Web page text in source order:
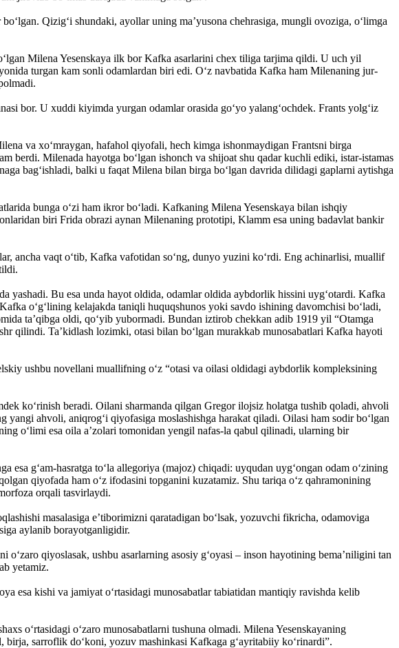
Qizig‘i shundaki, ayollar uning ma’yusona chehrasiga, mungli ovoziga, o‘limga
Milena Yesenskaya ilk bor Kafka asarlarini chex tiliga tarjima qildi. U uch yil
turgan kam sonli odamlardan biri edi. O‘z navbatida Kafka ham Milenaning jur­
bor. U xuddi kiyimda yur­gan odamlar orasida go‘yo yalang‘ochdek. Frants yol­g‘iz
va xo‘mraygan, hafahol qiyofali, hech kimga ishonmaydigan Frantsni birga
berdi. Milenada hayotga bo‘lgan ishonch va shijoat shu qadar kuchli ediki, istar-istamas
bag‘ishladi, balki u faqat Milena bilan birga bo‘lgan davrida dilidagi gaplarni aytishga
bunga o‘zi ham ikror bo‘ladi. Kafkaning Milena Yesenskaya bilan ishqiy
biri Frida obrazi aynan Milenaning prototipi, Klamm esa uning badavlat bankir
ancha vaqt o‘tib, Kafka vafotidan so‘ng, dunyo yuzini ko‘rdi. Eng achinarlisi, muallif
yashadi. Bu esa unda hayot oldida, odamlar oldida aybdorlik hissini uyg‘otardi. Kafka
o‘g‘lining kelajakda taniqli huquqshunos yoki savdo ishining davomchisi bo‘ladi,
ta’qibga oldi, qo‘yib yubormadi. Bundan iztirob chekkan adib 1919 yil “Otamga
qilindi. Ta’kidlash lozimki, otasi bilan bo‘lgan murakkab munosabatlari Kafka hayoti
ushbu novellani muallifning o‘z “otasi va oilasi oldidagi aybdorlik kompleksining
ko‘rinish beradi. Oilani sharmanda qilgan Gregor ilojsiz holatga tushib qoladi, ahvoli
ahvoli, aniqrog‘i qiyo­fasiga moslashishga harakat qiladi. Oilasi ham sodir bo‘lgan
o‘limi esa oila a’zolari tomonidan yengil nafas-la qabul qilinadi, ularning bir
g‘am-hasratga to‘la allego­riya (majoz) chiqadi: uyqudan uyg‘ongan odam o‘zining
qiyofada ham o‘z ifodasini topganini kuzatamiz. Shu tariqa o‘z qahramonining
orqali tasvirlaydi.
masalasiga e’­ti­borimizni qaratadigan bo‘lsak, yozuvchi fikricha, odamoviga
aylanib bora­yotganligidir.
qiyoslasak, ushbu asarlarning asosiy g‘oyasi – inson hayotining bema’niligini tan
yetamiz.
esa kishi va jamiyat o‘rtasidagi munosabatlar tabiatidan mantiqiy ravishda kelib
o‘rtasidagi o‘zaro munosabat­larni tushuna olmadi. Milena Yesenskayaning
sarroflik do‘koni, yozuv mashinkasi Kafkaga g‘ayritabiiy ko‘rinardi”.